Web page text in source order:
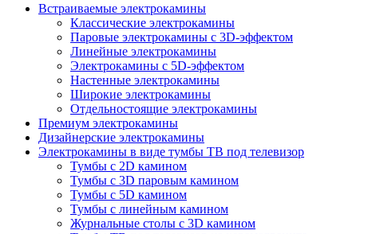
Встраиваемые электрокамины
Классические электрокамины
Паровые электрокамины с 3D-эффектом
Линейные электрокамины
Электрокамины с 5D-эффектом
Настенные электрокамины
Широкие электрокамины
Отдельностоящие электрокамины
Премиум электрокамины
Дизайнерские электрокамины
Электрокамины в виде тумбы ТВ под телевизор
Тумбы с 2D камином
Тумбы с 3D паровым камином
Тумбы с 5D камином
Тумбы с линейным камином
Журнальные столы с 3D камином